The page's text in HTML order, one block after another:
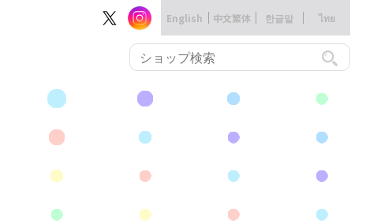
English 中文繁体 한글말 ไทย